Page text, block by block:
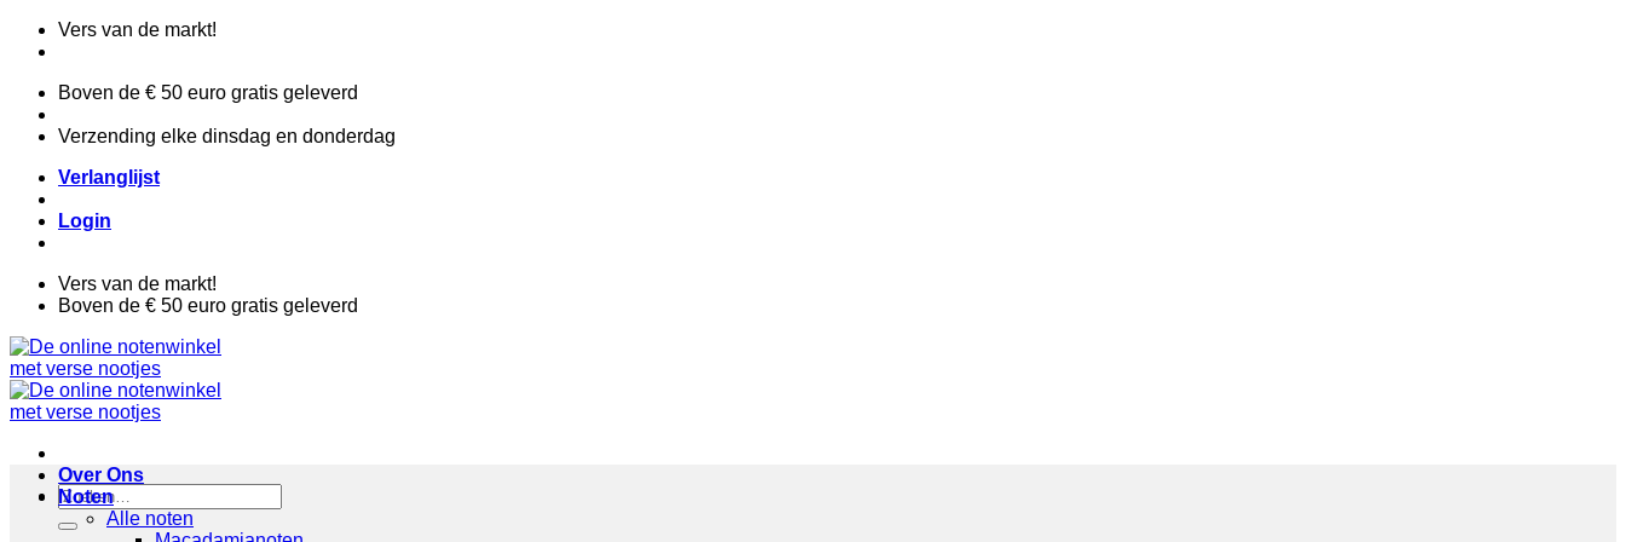
naar
Vers van de markt!
Boven de € 50 euro gratis geleverd
Verzending elke dinsdag en donderdag
Verlanglijst
Login
Vers van de markt!
Boven de € 50 euro gratis geleverd
Zoeken
naar:
Over Ons
Noten
Alle noten